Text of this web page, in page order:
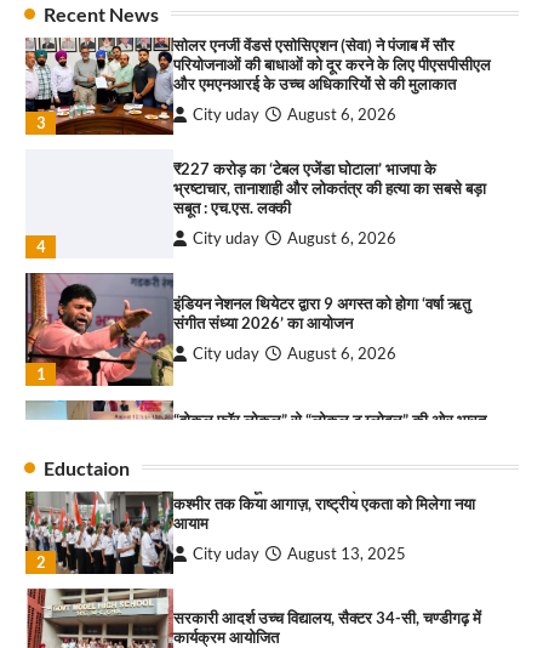
Recent News
3
सोलर एनर्जी वेंडर्स एसोसिएशन (सेवा) ने पंजाब में सौर
परियोजनाओं की बाधाओं को दूर करने के लिए पीएसपीसीएल
और एमएनआरई के उच्च अधिकारियों से की मुलाकात
City uday August 6, 2026
4
₹227 करोड़ का ‘टेबल एजेंडा घोटाला’ भाजपा के
भ्रष्टाचार, तानाशाही और लोकतंत्र की हत्या का सबसे बड़ा
सबूत : एच.एस. लक्की
City uday August 6, 2026
1
इंडियन नेशनल थियेटर द्वारा 9 अगस्त को होगा ‘वर्षा ऋतु
संगीत संध्या 2026’ का आयोजन
City uday August 6, 2026
2
“वोकल फॉर लोकल” से “लोकल टू ग्लोबल” की ओर भारत
City uday August 6, 2026
3
सोलर एनर्जी वेंडर्स एसोसिएशन (सेवा) ने पंजाब में सौर
परियोजनाओं की बाधाओं को दूर करने के लिए पीएसपीसीएल
City uday August 6, 2026
Eductaion
3
सरकारी आदर्श उच्च विद्यालय, सैक्टर 34-सी, चण्डीगढ़ में
कार्यक्रम आयोजित
City uday August 6, 2025
4
राहुल गाँधी ने खाई है वैश्विक मंच पर भारत को कमजोर करने
की कसम: देवशाली
City uday August 6, 2025
“गोपाल” ने पूजा प्लाजा जीरकपुर में अपने आउटलेट की
शुरुआत की
City uday September 5, 2025
2
कश्मीर तक किया आगाज़, राष्ट्रीय एकता को मिलेगा नया
आयाम
City uday August 13, 2025
सरकारी आदर्श उच्च विद्यालय, सैक्टर 34-सी, चण्डीगढ़ में
कार्यक्रम आयोजित